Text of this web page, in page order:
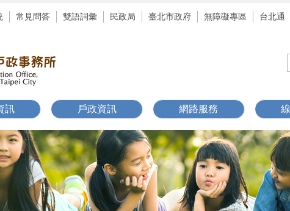
常見問答 雙語詞彙 民政局 臺北市政府 無障礙專區 台北通
訊 戶政資訊 網路服務